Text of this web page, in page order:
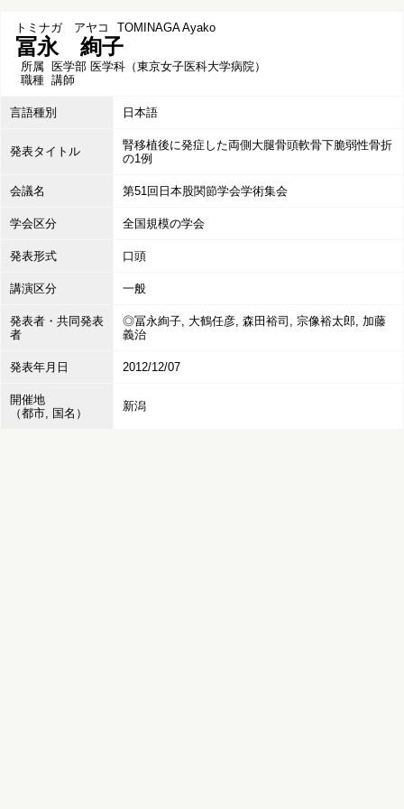
トミナガ アヤコ TOMINAGA Ayako
冨永 絢子
所属 医学部 医学科（東京女子医科大学病院）
職種 講師
言語種別 日本語
発表タイトル
腎移植後に発症した両側大腿骨頭軟骨下脆弱性骨折
の1例
会議名 第51回日本股関節学会学術集会
学会区分 全国規模の学会
発表形式 口頭
講演区分 一般
発表者・共同発表
者
◎冨永絢子, 大鶴任彦, 森田裕司, 宗像裕太郎, 加藤
義治
発表年月日 2012/12/07
開催地
（都市, 国名）
新潟